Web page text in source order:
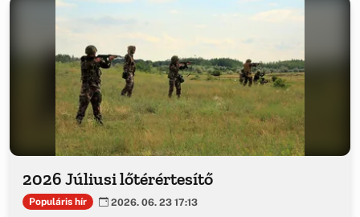
2026 Júliusi lőtérértesítő
Populáris hír 2026. 06. 23 17:13